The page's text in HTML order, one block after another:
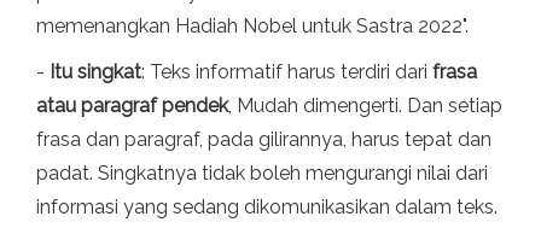
memenangkan Hadiah Nobel untuk Sastra 2022".
- Itu singkat: Teks informatif harus terdiri dari frasa
atau paragraf pendek, Mudah dimengerti. Dan setiap
frasa dan paragraf, pada gilirannya, harus tepat dan
padat. Singkatnya tidak boleh mengurangi nilai dari
informasi yang sedang dikomunikasikan dalam teks.